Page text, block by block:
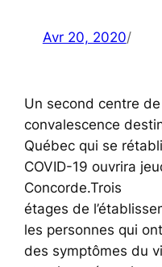
Avr 20, 2020/
Un second centre de
convalescence
Québec qui se
COVID-19 ouvrira
Concorde.Trois
étages de
les personnes qui ont
des symptômes du